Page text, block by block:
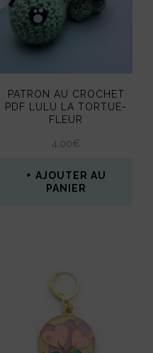
variations.
être
choisies
sur
la
page
PATRON AU CROCHET
PDF LULU LA TORTUE-
FLEUR
4,00€
AJOUTER AU
PANIER